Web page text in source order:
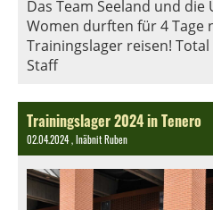
Das Team Seeland und die
Women durften für 4 Tage
Trainingslager reisen!
Staff
Trainingslager 2024 in Tenero
02.04.2024, Inäbnit Ruben